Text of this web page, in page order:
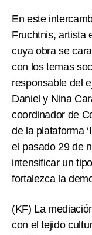
En este
Fruchtnis, artista
cuya obra se
con los temas
responsable del
Daniel y Nina
coordinador de
de la plataforma
el pasado 29 de
intensificar un
fortalezca la
(KF) La
con el tejido